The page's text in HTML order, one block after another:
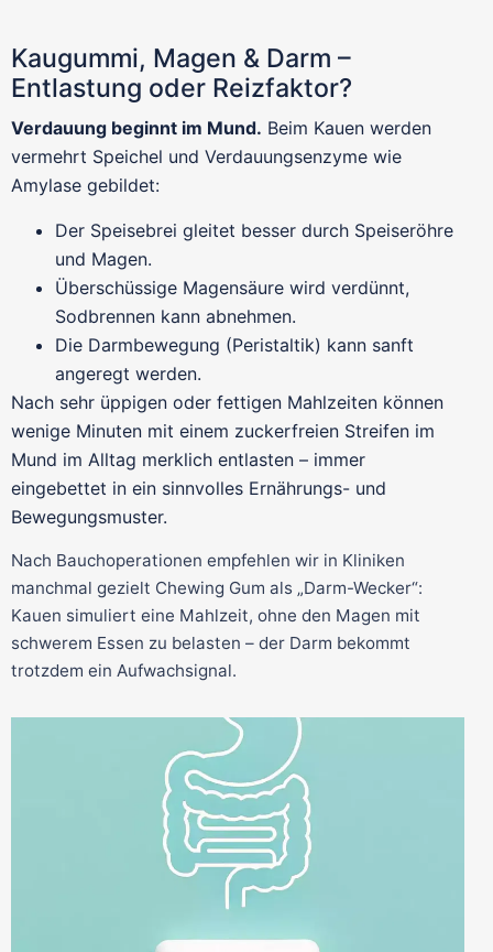
Kaugummi, Magen & Darm –
Entlastung oder Reizfaktor?
Verdauung beginnt im Mund. Beim Kauen werden
vermehrt Speichel und Verdauungsenzyme wie
Amylase gebildet:
Der Speisebrei gleitet besser durch Speiseröhre
und Magen.
Überschüssige Magensäure wird verdünnt,
Sodbrennen kann abnehmen.
Die Darmbewegung (Peristaltik) kann sanft
angeregt werden.
Nach sehr üppigen oder fettigen Mahlzeiten können
wenige Minuten mit einem zuckerfreien Streifen im
Mund im Alltag merklich entlasten – immer
eingebettet in ein sinnvolles Ernährungs- und
Bewegungsmuster.
Nach Bauchoperationen empfehlen wir in Kliniken
manchmal gezielt Chewing Gum als „Darm-Wecker“:
Kauen simuliert eine Mahlzeit, ohne den Magen mit
schwerem Essen zu belasten – der Darm bekommt
trotzdem ein Aufwachsignal.